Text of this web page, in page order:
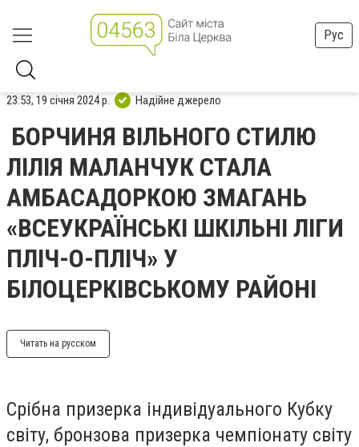
Рус
23:53, 19 січня 2024 р. Надійне джерело
БОРЧИНЯ ВІЛЬНОГО СТИЛЮ
ЛІЛІЯ МАЛАНЧУК СТАЛА
АМБАСАДОРКОЮ ЗМАГАНЬ
«ВСЕУКРАЇНСЬКІ ШКІЛЬНІ ЛІГИ
ПЛІЧ-О-ПЛІЧ» У
БІЛОЦЕРКІВСЬКОМУ РАЙОНІ
Читать на русском
Срібна призерка індивідуального Кубку
світу, бронзова призерка чемпіонату світу